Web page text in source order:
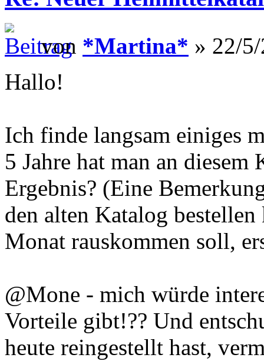
von *Martina* » 22/
Hallo!
Ich finde langsam einiges
5 Jahre hat man an diesem
Ergebnis? (Eine
den alten Katalog
Monat rauskommen soll,
@Mone - mich würde
Vorteile gibt!?? Und
heute reingestellt hast,